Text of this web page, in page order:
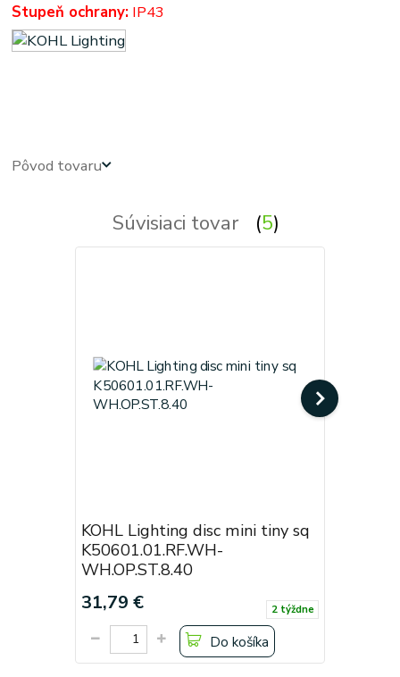
Stupeň ochrany: IP43
Pôvod tovaru
Súvisiaci tovar 5
KOHL Lighting disc mini tiny sq
K50601.01.RF.WH-
WH.OP.ST.8.40
31,79 € 2 týždne
Do košíka